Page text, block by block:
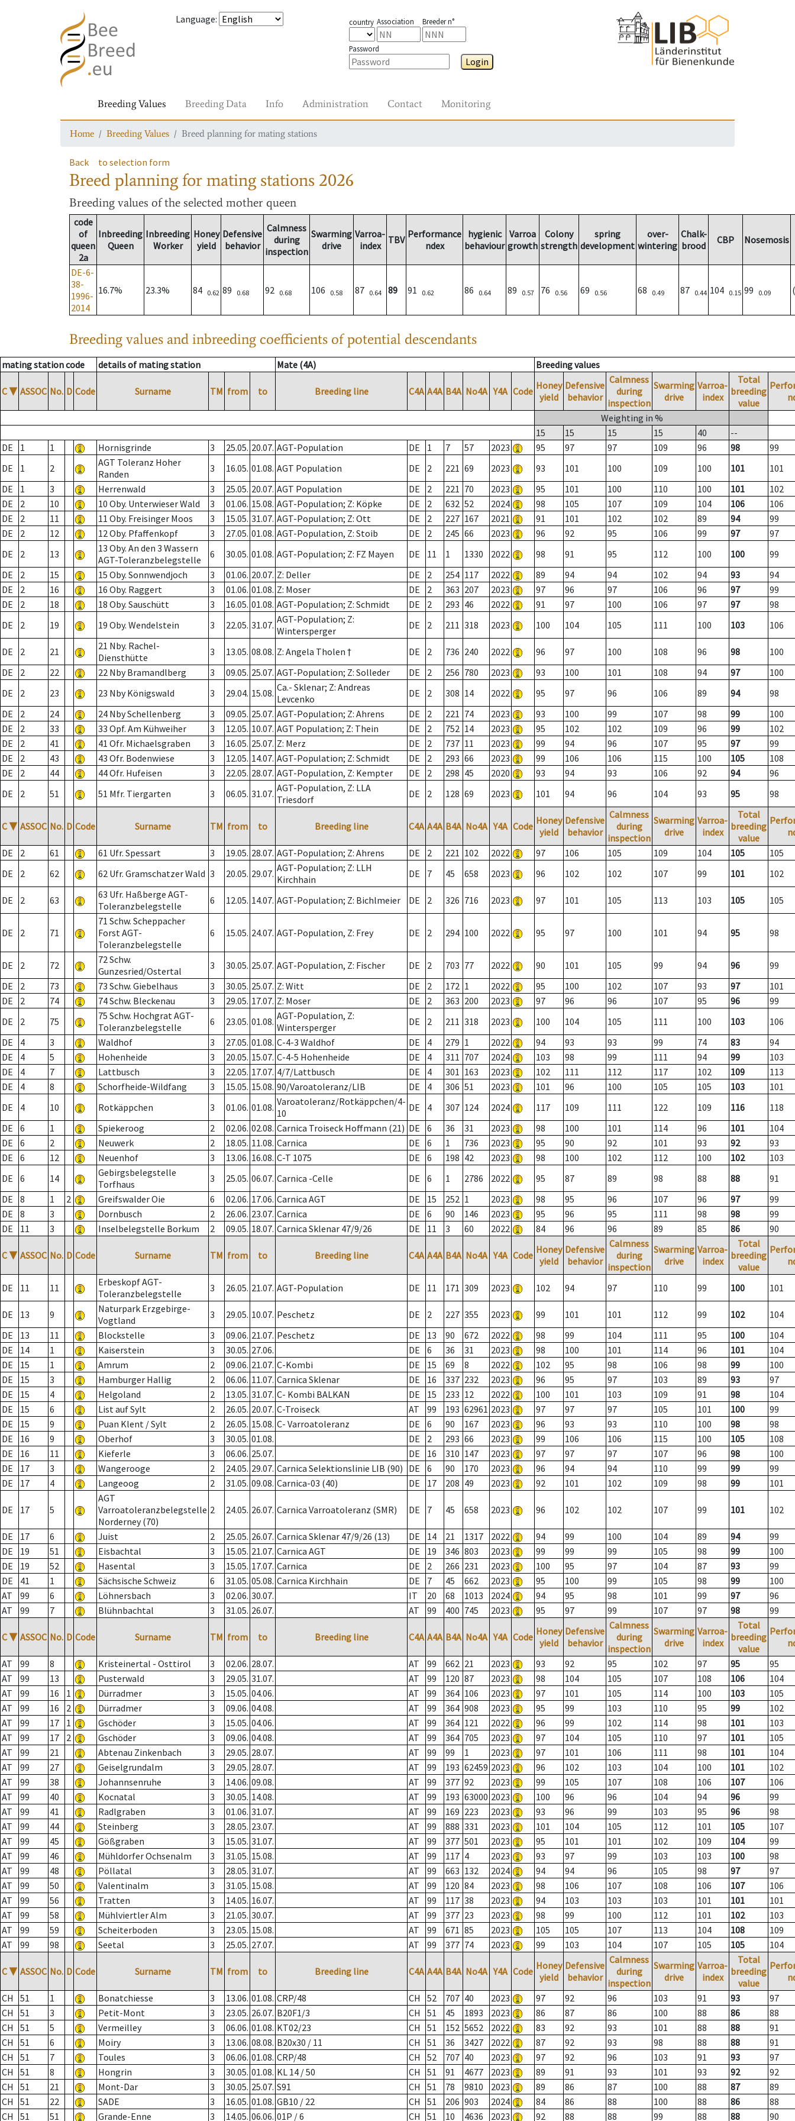
Language: country Association Breeder n°
Password
Login
Breeding Values Breeding Data Info Administration Contact Monitoring
Home Breeding Values Breed planning for mating stations
Back to selection form
Breed planning for mating stations 2026
Breeding values of the selected mother queen
code
of
queen
2a
Inbreeding
Queen
Inbreeding
Worker
Honey
yield
Defensive
behavior
Calmness
during
inspection
Swarming
drive
Varroa-
index
TBV Performance
ndex
hygienic
behaviour
Varroa
growth
Colony
strength
spring
development
over-
wintering
Chalk-
brood
CBP Nosemosis
DE-6-
38-
1996-
2014
16.7% 23.3% 84 0.62 89 0.68 92 0.68 106 0.58 87 0.64 89 91 0.62 86 0.64 89 0.57 76 0.56 69 0.56 68 0.49 87 0.44 104 0.15 99 0.09
Breeding values and inbreeding coefficients of potential descendants
mating station code details of mating station Mate (4A) Breeding values
C ▼ ASSOC No. D Code Surname TM from to Breeding line C4A A4A B4A No4A Y4A Code Honey
yield
Defensive
behavior
Calmness
during
inspection
Swarming
drive
Varroa-
index
Total
breeding
value
Weighting in %
15
15 15 15 40
--
DE
1 1 Hornisgrinde 3 25.05. 20.07. AGT-Population DE 1 7 57 2023 95 97 97 109 96 98
99
DE
1 2
AGT Toleranz Hoher
Randen
3 16.05. 01.08. AGT Population DE 2 221 69 2023 93 101 100 109 100 101
101
DE
1 3 Herrenwald 3 25.05. 20.07. AGT Population DE 2 221 70 2023 95 101 100 110 100 101
102
DE
2 10 10 Oby. Unterwieser Wald 3 01.06. 15.08. AGT-Population; Z: Köpke DE 2 632 52 2024 98 105 107 109 104 106
106
DE
2 11 11 Oby. Freisinger Moos 3 15.05. 31.07. AGT-Population; Z: Ott DE 2 227 167 2021 91 101 102 102 89 94
99
DE
2 12 12 Oby. Pfaffenkopf 3 27.05. 01.08. AGT-Population, Z: Stoib DE 2 245 66 2023 96 92 95 106 99 97
97
DE
2 13
13 Oby. An den 3 Wassern
AGT-Toleranzbelegstelle
6 30.05. 01.08. AGT-Population; Z: FZ Mayen DE 11 1 1330 2022 98 91 95 112 100 100
99
DE
2 15 15 Oby. Sonnwendjoch 3 01.06. 20.07. Z: Deller DE 2 254 117 2022 89 94 94 102 94 93
94
DE
2 16 16 Oby. Raggert 3 01.06. 01.08. Z: Moser DE 2 363 207 2023 97 96 97 106 96 97
99
DE
2 18 18 Oby. Sauschütt 3 16.05. 01.08. AGT-Population; Z: Schmidt DE 2 293 46 2022 91 97 100 106 97 97
98
DE
2 19 19 Oby. Wendelstein 3 22.05. 31.07. AGT-Population; Z:
Wintersperger
DE 2 211 318 2023 100 104 105 111 100 103 106
DE 2 21
21 Nby. Rachel-
Diensthütte
3 13.05. 08.08. Z: Angela Tholen † DE 2 736 240 2022 96 97 100 108 96 98
100
DE
2 22 22 Nby Bramandlberg 3 09.05. 25.07. AGT-Population; Z: Solleder DE 2 256 780 2023 93 100 101 108 94 97
100
DE
2 23 23 Nby Königswald 3 29.04. 15.08. Ca.- Sklenar; Z: Andreas
Levcenko
DE 2 308 14 2022 95 97 96 106 89 94
98
DE
2 24 24 Nby Schellenberg 3 09.05. 25.07. AGT-Population; Z: Ahrens DE 2 221 74 2023 93 100 99 107 98 99
100
DE
2 33 33 Opf. Am Kühweiher 3 12.05. 10.07. AGT Population; Z: Thein DE 2 752 14 2023 95 102 102 109 96 99
102
DE
2 41 41 Ofr. Michaelsgraben 3 16.05. 25.07. Z: Merz DE 2 737 11 2023 99 94 96 107 95 97
99
DE
2 43 43 Ofr. Bodenwiese 3 12.05. 14.07. AGT-Population; Z: Schmidt DE 2 293 66 2023 99 106 106 115 100 105
108
DE
2 44 44 Ofr. Hufeisen 3 22.05. 28.07. AGT-Population, Z: Kempter DE 2 298 45 2020 93 94 93 106 92 94
96
DE
2 51 51 Mfr. Tiergarten 3 06.05. 31.07. AGT-Population, Z: LLA
Triesdorf
DE 2 128 69 2023 101 94 96 104 93 95 98
C ▼ ASSOC No. D Code Surname TM from to Breeding line C4A A4A B4A No4A Y4A Code Honey
yield
Defensive
behavior
Calmness
during
inspection
Swarming
drive
Varroa-
index
Total
breeding
value
DE
2 61 61 Ufr. Spessart 3 19.05. 28.07. AGT-Population; Z: Ahrens DE 2 221 102 2022 97 106 105 109 104 105
105
DE
2 62 62 Ufr. Gramschatzer Wald 3 20.05. 29.07. AGT-Population; Z: LLH
Kirchhain
DE 7 45 658 2023 96 102 102 107 99 101 102
DE 2 63
63 Ufr. Haßberge AGT-
Toleranzbelegstelle
6 12.05. 14.07. AGT-Population; Z: Bichlmeier DE 2 326 716 2023 97 101 105 113 103 105 105
DE 2 71
71 Schw. Scheppacher
Forst AGT-
Toleranzbelegstelle
6 15.05. 24.07. AGT-Population, Z: Frey DE 2 294 100 2022 95 97 100 101 94 95 98
DE 2 72
72 Schw.
Gunzesried/Ostertal
3 30.05. 25.07. AGT-Population, Z: Fischer DE 2 703 77 2022 90 101 105 99 94 96
99
DE
2 73 73 Schw. Giebelhaus 3 30.05. 25.07. Z: Witt DE 2 172 1 2022 95 100 102 107 93 97
101
DE
2 74 74 Schw. Bleckenau 3 29.05. 17.07. Z: Moser DE 2 363 200 2023 97 96 96 107 95 96
99
DE
2 75
75 Schw. Hochgrat AGT-
Toleranzbelegstelle
6 23.05. 01.08. AGT-Population, Z:
Wintersperger
DE 2 211 318 2023 100 104 105 111 100 103
106
DE
4 3 Waldhof 3 27.05. 01.08. C-4-3 Waldhof DE 4 279 1 2022 94 93 93 99 74 83
94
DE
4 5 Hohenheide 3 20.05. 15.07. C-4-5 Hohenheide DE 4 311 707 2024 103 98 99 111 94 99
103
DE
4 7 Lattbusch 3 22.05. 17.07. 4/7/Lattbusch DE 4 301 163 2023 102 111 112 117 102 109
113
DE
4 8 Schorfheide-Wildfang 3 15.05. 15.08. 90/Varoatoleranz/LIB DE 4 306 51 2023 101 96 100 105 105 103
101
DE
4 10 Rotkäppchen 3 01.06. 01.08. Varoatoleranz/Rotkäppchen/4-
10
DE 4 307 124 2024 117 109 111 122 109 116
118
DE
6 1 Spiekeroog 2 02.06. 02.08. Carnica Troiseck Hoffmann (21) DE 6 36 31 2023 98 100 101 114 96 101
104
DE
6 2 Neuwerk 2 18.05. 11.08. Carnica DE 6 1 736 2023 95 90 92 101 93 92
93
DE
6 12 Neuenhof 3 13.06. 16.08. C-T 1075 DE 6 198 42 2023 98 100 102 112 100 102
103
DE
6 14
Gebirgsbelegstelle
Torfhaus
3 25.05. 06.07. Carnica -Celle DE 6 1 2786 2022 95 87 89 98 88 88
91
DE
8 1 2 Greifswalder Oie 6 02.06. 17.06. Carnica AGT DE 15 252 1 2023 98 95 96 107 96 97
99
DE
8 3 Dornbusch 2 26.06. 23.07. Carnica DE 6 90 146 2023 95 96 95 111 98 98
99
DE
11 3 Inselbelegstelle Borkum 2 09.05. 18.07. Carnica Sklenar 47/9/26 DE 11 3 60 2022 84 96 96 89 85 86 90
C ▼ ASSOC No. D Code Surname TM from to Breeding line C4A A4A B4A No4A Y4A Code Honey
yield
Defensive
behavior
Calmness
during
inspection
Swarming
drive
Varroa-
index
Total
breeding
value
DE 11 11
Erbeskopf AGT-
Toleranzbelegstelle
3 26.05. 21.07. AGT-Population DE 11 171 309 2023 102 94 97 110 99 100 101
DE 13 9
Naturpark Erzgebirge-
Vogtland
3 29.05. 10.07. Peschetz DE 2 227 355 2023 99 101 101 112 99 102
104
DE
13 11 Blockstelle 3 09.06. 21.07. Peschetz DE 13 90 672 2022 98 99 104 111 95 100
104
DE
14 1 Kaiserstein 3 30.05. 27.06. DE 6 36 31 2023 98 100 101 114 96 101
104
DE
15 1 Amrum 2 09.06. 21.07. C-Kombi DE 15 69 8 2022 102 95 98 106 98 99
100
DE
15 3 Hamburger Hallig 2 06.06. 11.07. Carnica Sklenar DE 16 337 232 2023 96 95 97 103 89 93
97
DE
15 4 Helgoland 2 13.05. 31.07. C- Kombi BALKAN DE 15 233 12 2022 100 101 103 109 91 98
104
DE
15 6 List auf Sylt 2 26.05. 20.07. C-Troiseck AT 99 193 62961 2023 97 97 97 105 101 100
99
DE
15 9 Puan Klent / Sylt 2 26.05. 15.08. C- Varroatoleranz DE 6 90 167 2023 96 93 93 110 100 98
98
DE
16 9 Oberhof 3 30.05. 01.08. DE 2 293 66 2023 99 106 106 115 100 105
108
DE
16 11 Kieferle 3 06.06. 25.07. DE 16 310 147 2023 97 97 97 107 96 98
100
DE
17 3 Wangerooge 2 24.05. 29.07. Carnica Selektionslinie LIB (90) DE 6 90 170 2023 96 94 94 110 99 99
99
DE
17 4 Langeoog 2 31.05. 09.08. Carnica-03 (40) DE 17 208 49 2023 92 101 102 109 98 99 101
DE 17 5
AGT
Varroatoleranzbelegstelle
Norderney (70)
2 24.05. 26.07. Carnica Varroatoleranz (SMR) DE 7 45 658 2023 96 102 102 107 99 101 102
DE 17 6 Juist 2 25.05. 26.07. Carnica Sklenar 47/9/26 (13) DE 14 21 1317 2022 94 99 100 104 89 94
99
DE
19 51 Eisbachtal 3 15.05. 21.07. Carnica AGT DE 19 346 803 2023 99 99 99 105 98 99
100
DE
19 52 Hasental 3 15.05. 17.07. Carnica DE 2 266 231 2023 100 95 97 104 87 93
99
DE
41 1 Sächsische Schweiz 6 31.05. 05.08. Carnica Kirchhain DE 7 45 662 2023 95 100 99 105 98 99
100
AT
99 6 Löhnersbach 3 02.06. 30.07. IT 20 68 1013 2024 94 95 98 101 99 97
96
AT
99 7 Blühnbachtal 3 31.05. 26.07. AT 99 400 745 2023 95 97 99 107 97 98 99
C ▼ ASSOC No. D Code Surname TM from to Breeding line C4A A4A B4A No4A Y4A Code Honey
yield
Defensive
behavior
Calmness
during
inspection
Swarming
drive
Varroa-
index
Total
breeding
value
AT
99 8 Kristeinertal - Osttirol 3 02.06. 28.07. AT 99 662 21 2023 93 92 95 102 97 95
95
AT
99 13 Pusterwald 3 29.05. 31.07. AT 99 120 87 2023 98 104 105 107 108 106
104
AT
99 16 1 Dürradmer 3 15.05. 04.06. AT 99 364 106 2023 97 101 105 114 100 103
105
AT
99 16 2 Dürradmer 3 09.06. 04.08. AT 99 364 908 2023 95 99 103 110 95 99
102
AT
99 17 1 Gschöder 3 15.05. 04.06. AT 99 364 121 2022 96 99 102 114 98 101
103
AT
99 17 2 Gschöder 3 09.06. 04.08. AT 99 364 705 2023 97 104 105 110 97 101
105
AT
99 21 Abtenau Zinkenbach 3 29.05. 28.07. AT 99 99 1 2023 97 101 106 111 98 101
104
AT
99 27 Geiselgrundalm 3 29.05. 28.07. AT 99 193 62459 2023 96 102 103 104 100 101
102
AT
99 38 Johannsenruhe 3 14.06. 09.08. AT 99 377 92 2023 99 105 107 108 106 107
106
AT
99 40 Kocnatal 3 30.05. 14.08. AT 99 193 63000 2023 100 96 96 104 94 96
99
AT
99 41 Radlgraben 3 01.06. 31.07. AT 99 169 223 2023 93 96 99 103 95 96
98
AT
99 44 Steinberg 3 28.05. 23.07. AT 99 888 331 2023 101 104 105 112 101 105
107
AT
99 45 Gößgraben 3 15.05. 31.07. AT 99 377 501 2023 95 101 101 102 109 104
99
AT
99 46 Mühldorfer Ochsenalm 3 31.05. 15.08. AT 99 117 4 2023 93 97 99 103 103 100
98
AT
99 48 Pöllatal 3 28.05. 31.07. AT 99 663 132 2024 94 94 96 105 98 97
97
AT
99 50 Valentinalm 3 31.05. 15.08. AT 99 120 84 2023 98 106 107 108 106 107
106
AT
99 56 Tratten 3 14.05. 16.07. AT 99 117 38 2023 94 103 103 103 101 101
101
AT
99 58 Mühlviertler Alm 3 21.05. 30.07. AT 99 377 23 2023 98 99 100 112 101 102
103
AT
99 59 Scheiterboden 3 23.05. 15.08. AT 99 671 85 2023 105 105 107 113 104 108
109
AT
99 98 Seetal 3 25.05. 27.07. AT 99 377 74 2023 99 103 104 107 105 105 104
C ▼ ASSOC No. D Code Surname TM from to Breeding line C4A A4A B4A No4A Y4A Code Honey
yield
Defensive
behavior
Calmness
during
inspection
Swarming
drive
Varroa-
index
Total
breeding
value
CH
51 1 Bonatchiesse 3 13.06. 01.08. CRP/48 CH 52 707 40 2023 97 92 96 103 91 93
97
CH
51 3 Petit-Mont 3 23.05. 26.07. B20F1/3 CH 51 45 1893 2023 86 87 86 100 88 86
88
CH
51 5 Vermeilley 3 06.06. 01.08. KT02/23 CH 51 152 5652 2022 83 92 93 101 88 88
91
CH
51 6 Moiry 3 13.06. 08.08. B20x30 / 11 CH 51 36 3427 2022 87 92 93 98 88 88
91
CH
51 7 Toules 3 06.06. 01.08. CRP/48 CH 52 707 40 2023 97 92 96 103 91 93
97
CH
51 8 Hongrin 3 30.05. 01.08. KL 14 / 50 CH 51 91 4677 2023 89 91 93 101 93 92
92
CH
51 21 Mont-Dar 3 30.05. 25.07. S91 CH 51 78 9810 2023 89 86 87 100 88 87
89
CH
51 22 SADE 3 16.05. 01.08. GB10 / 22 CH 51 206 903 2024 84 86 88 100 88 86
88
CH
51 51 Grande-Enne 3 14.05. 06.06. 01P / 6 CH 51 10 4636 2023 92 88 88 99 88 88 90